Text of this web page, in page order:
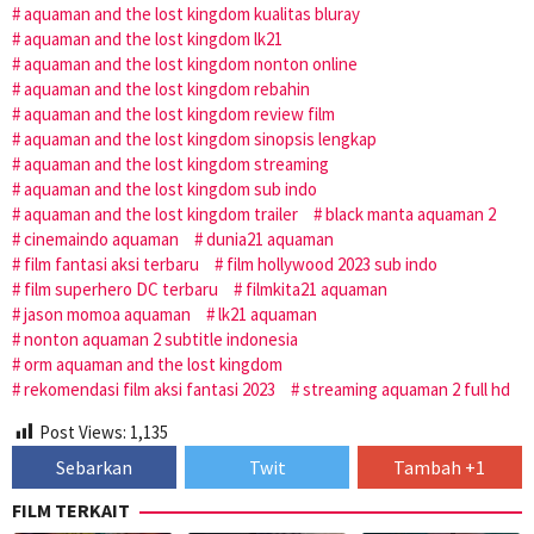
aquaman and the lost kingdom kualitas bluray
aquaman and the lost kingdom lk21
aquaman and the lost kingdom nonton online
aquaman and the lost kingdom rebahin
aquaman and the lost kingdom review film
aquaman and the lost kingdom sinopsis lengkap
aquaman and the lost kingdom streaming
aquaman and the lost kingdom sub indo
aquaman and the lost kingdom trailer
black manta aquaman 2
cinemaindo aquaman
dunia21 aquaman
film fantasi aksi terbaru
film hollywood 2023 sub indo
film superhero DC terbaru
filmkita21 aquaman
jason momoa aquaman
lk21 aquaman
nonton aquaman 2 subtitle indonesia
orm aquaman and the lost kingdom
rekomendasi film aksi fantasi 2023
streaming aquaman 2 full hd
Post Views: 1,135
Sebarkan Twit
Tambah +1
FILM TERKAIT